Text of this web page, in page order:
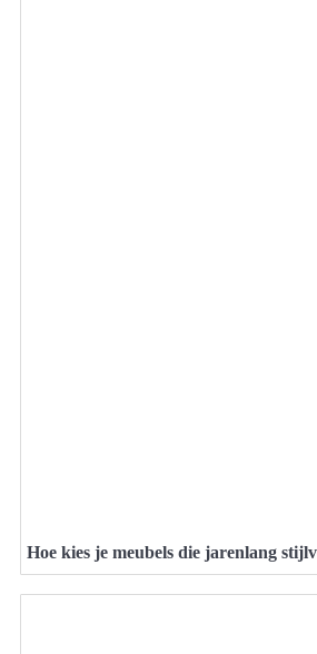
Hoe kies je meubels die jarenlang